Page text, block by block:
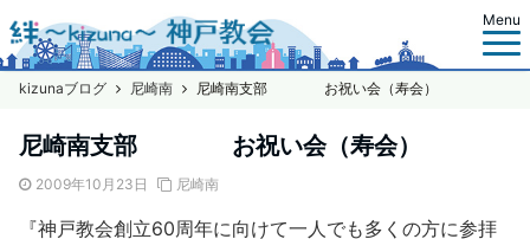
Menu
kizunaブログ 尼崎南 尼崎南支部 お祝い会（寿会）
尼崎南支部 お祝い会（寿会）
2009年10月23日 尼崎南
『神戸教会創立60周年に向けて一人でも多くの方に参拝